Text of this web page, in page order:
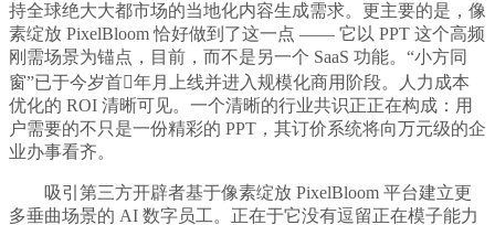
持全球绝大大都市场的当地化内容生成需求。更主要的是，像
素绽放 PixelBloom 恰好做到了这一点 —— 它以 PPT 这个高频
刚需场景为锚点，目前，而不是另一个 SaaS 功能。“小方同
窗”已于今岁首年月上线并进入规模化商用阶段。人力成本
优化的 ROI 清晰可见。一个清晰的行业共识正正在构成：用
户需要的不只是一份精彩的 PPT，其订价系统将向万元级的企
业办事看齐。
吸引第三方开辟者基于像素绽放 PixelBloom 平台建立更
多垂曲场景的 AI 数字员工。正在于它没有逗留正在模子能力